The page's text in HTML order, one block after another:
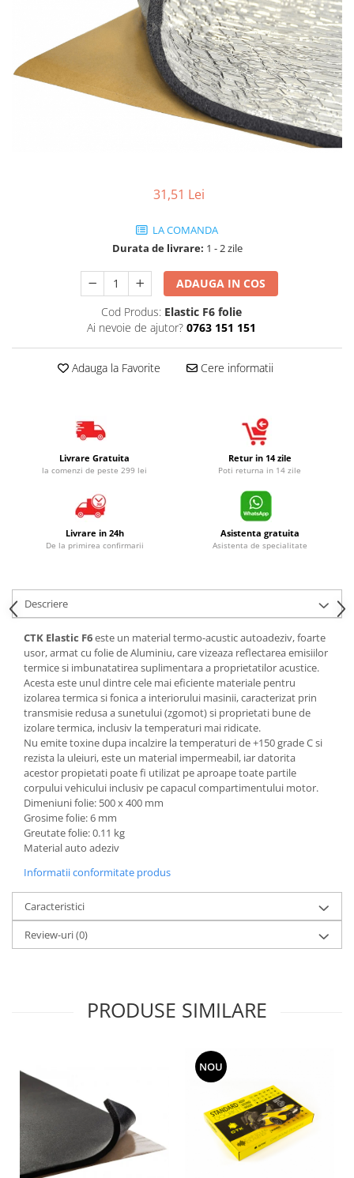
Condensatoare
Adaptoare Hi-Low
31,51 Lei
LA COMANDA
Durata de livrare: 1 - 2 zile
ADAUGA IN COS
Cod Produs: Elastic F6 folie
Ai nevoie de ajutor? 0763 151 151
Adauga la Favorite Cere informatii
Livrare Gratuita
la comenzi de peste 299 lei
Retur in 14 zile
Poti returna in 14 zile
Livrare in 24h
De la primirea confirmarii
Asistenta gratuita
Asistenta de specialitate
Descriere
CTK Elastic F6este un material termo-acustic autoadeziv, foarte
usor, armat cu folie de Aluminiu, care vizeaza reflectarea emisiilor
termice si imbunatatirea suplimentara a proprietatilor acustice.
Acesta este unul dintre cele mai eficiente materiale pentru
izolarea termica si fonica a interiorului masinii, caracterizat prin
transmisie redusa a sunetului (zgomot) si proprietati bune de
izolare termica, inclusiv la temperaturi mai ridicate.
Nu emite toxine dupa incalzire la temperaturi de +150 grade C si
rezista la uleiuri, este un material impermeabil, iar datorita
acestor propietati poate fi utilizat pe aproape toate partile
corpului vehicului inclusiv pe capacul compartimentului motor.
Dimeniuni folie: 500 x 400 mm
Grosime folie: 6 mm
Greutate folie: 0.11 kg
Material auto adeziv
Informatii conformitate produs
Caracteristici
Review-uri(0)
PRODUSE SIMILARE
NOU